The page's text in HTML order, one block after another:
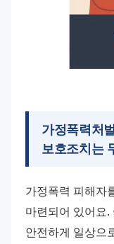
가정폭력처
보호조치는
가정폭력 피해자
마련되어 있어요
안전하게 일상으